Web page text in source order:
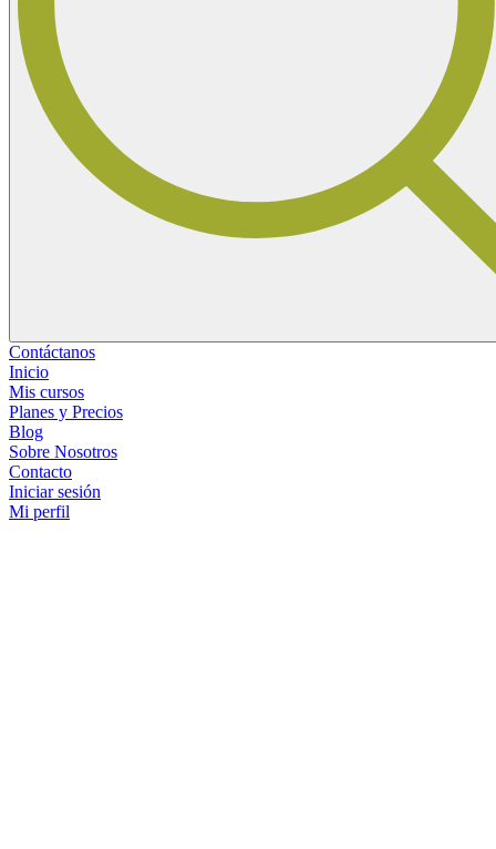
Contáctanos
Inicio
Mis cursos
Planes y Precios
Blog
Sobre Nosotros
Contacto
Iniciar sesión
Mi perfil